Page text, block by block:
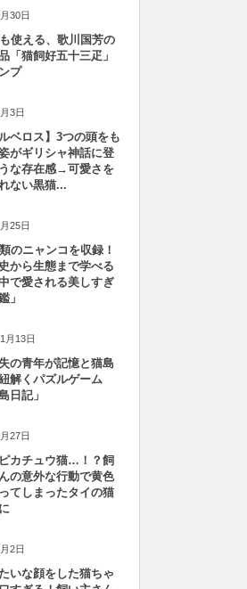
30日
使える、歌川国芳の
「猫飼好五十三疋」
プ
3日
ルベロス】3つの頭をも
がギリシャ神話に登
な存在感→可愛さを
ない黒猫...
25日
のニャンコを収録！
から生態まで学べる
中で愛される美しすぎ
」
月13日
の青年が記憶と猫島
解くパズルゲーム
日記」
27日
カチュウ猫…！？飼
の意外な行動で黄色
てしまったタイの猫
2日
いな顔をした猫ちゃ